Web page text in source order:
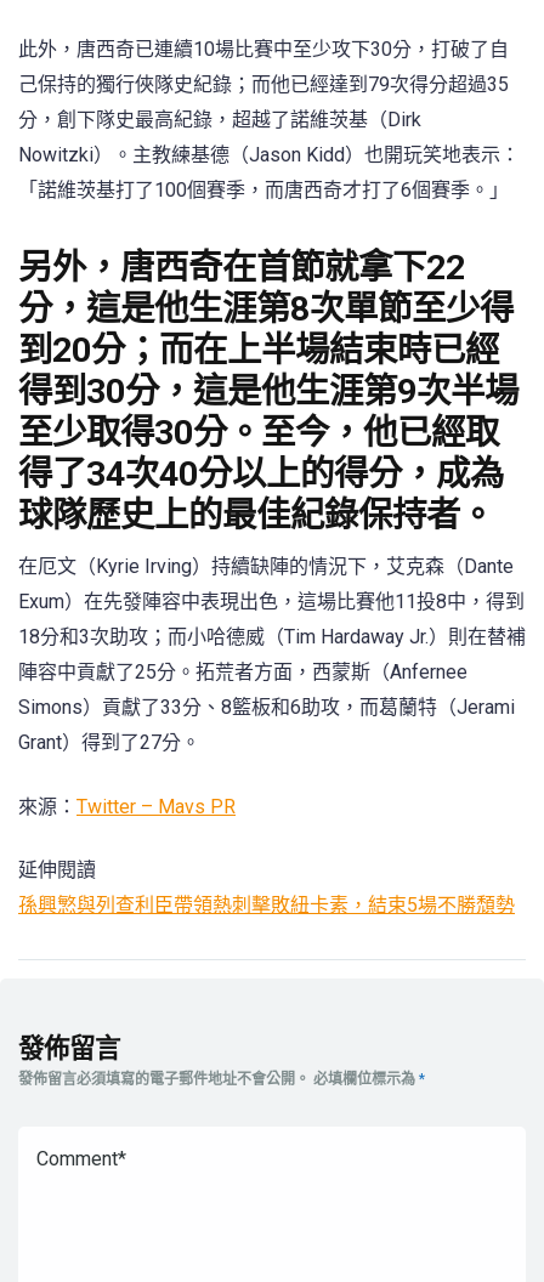
此外，唐西奇已連續10場比賽中至少攻下30分，打破了自
己保持的獨行俠隊史紀錄；而他已經達到79次得分超過35
分，創下隊史最高紀錄，超越了諾維茨基（Dirk
Nowitzki）。主教練基德（Jason Kidd）也開玩笑地表示：
「諾維茨基打了100個賽季，而唐西奇才打了6個賽季。」
另外，唐西奇在首節就拿下22
分，這是他生涯第8次單節至少得
到20分；而在上半場結束時已經
得到30分，這是他生涯第9次半場
至少取得30分。至今，他已經取
得了34次40分以上的得分，成為
球隊歷史上的最佳紀錄保持者。
在厄文（Kyrie Irving）持續缺陣的情況下，艾克森（Dante
Exum）在先發陣容中表現出色，這場比賽他11投8中，得到
18分和3次助攻；而小哈德威（Tim Hardaway Jr.）則在替補
陣容中貢獻了25分。拓荒者方面，西蒙斯（Anfernee
Simons）貢獻了33分、8籃板和6助攻，而葛蘭特（Jerami
Grant）得到了27分。
來源： Twitter – Mavs PR
延伸閱讀
孫興慜與列查利臣帶領熱刺擊敗紐卡素，結束5場不勝頹勢
發佈留言
發佈留言必須填寫的電子郵件地址不會公開。 必填欄位標示為 *